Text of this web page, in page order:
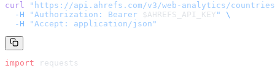
curl " https://api.ahrefs.com/v3/web-analytics/
  -H
"Authorization: Bearer $AHREFS_API_KEY "
\
  -H
"Accept: application/json"
import requests